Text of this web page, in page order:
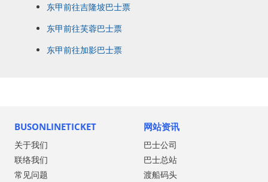
东甲前往吉隆坡巴士票
东甲前往芙蓉巴士票
东甲前往加影巴士票
BUSONLINETICKET
关于我们
联络我们
常见问题
网站资讯
巴士公司
巴士总站
渡船码头